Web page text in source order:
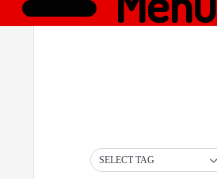
SELECT TAG